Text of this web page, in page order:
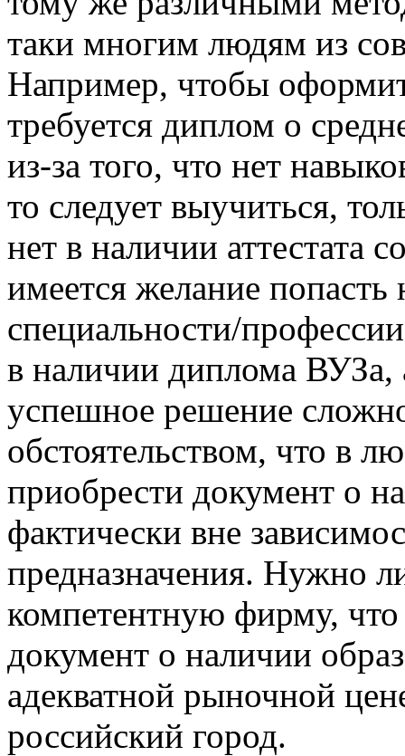
таки многим людям из
Например, чтобы
требуется диплом о
из-за того, что нет
то следует выучиться,
нет в наличии аттестата
имеется желание
специальности/
в наличии диплома ВУЗа,
успешное решение
обстоятельством, что в
приобрести документ о
фактически вне
предназначения. Нужно
компетентную фирму, что
документ о наличии
адекватной рыночной
российский город.